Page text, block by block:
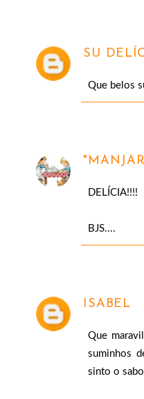
SU
Que belos
DELÍCIA!!!!
BJS....
ISABEL
Que
suminhos
sinto o